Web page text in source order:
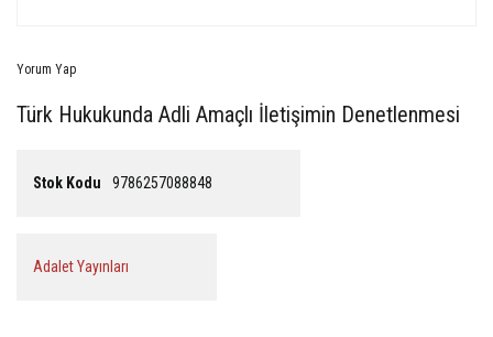
Yorum Yap
Türk Hukukunda Adli Amaçlı İletişimin Denetlenmesi
Stok Kodu 9786257088848
Adalet Yayınları